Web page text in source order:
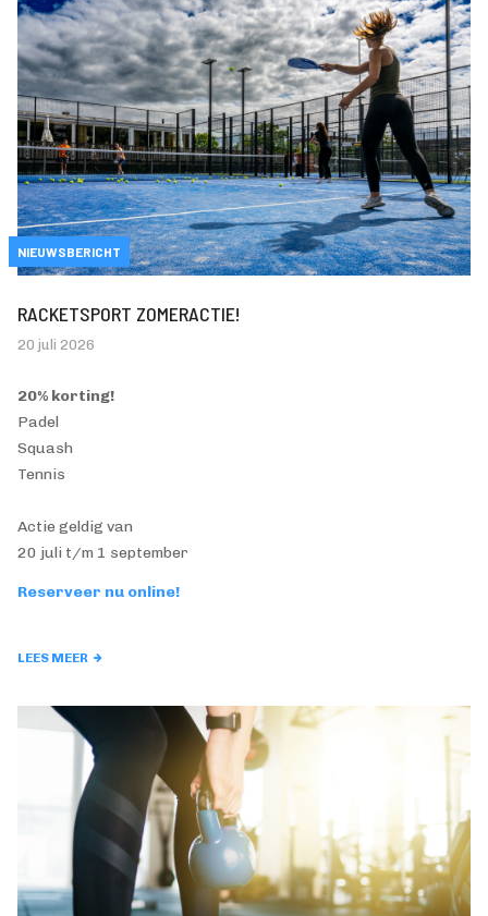
NIEUWSBERICHT
RACKETSPORT ZOMERACTIE!
20 juli 2026
20% korting!
Padel
Squash
Tennis
Actie geldig van
20 juli t/m 1 september
Reserveer nu online!
LEES MEER